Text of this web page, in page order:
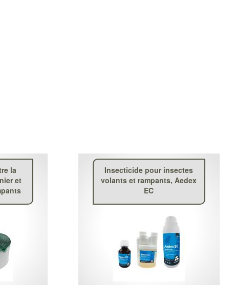
la
et
Insecticide pour insectes
volants et rampants, Aedex
EC